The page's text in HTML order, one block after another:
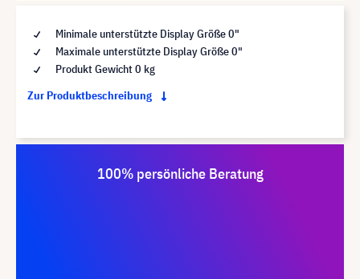
Minimale unterstützte Display Größe 0"
Maximale unterstützte Display Größe 0"
Produkt Gewicht 0 kg
Zur Produktbeschreibung
100% persönliche Beratung